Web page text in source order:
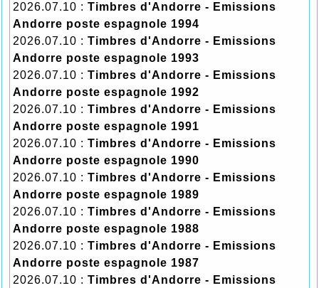
2026.07.10 : Timbres d'Andorre - Emissions
Andorre poste espagnole 1994
2026.07.10 : Timbres d'Andorre - Emissions
Andorre poste espagnole 1993
2026.07.10 : Timbres d'Andorre - Emissions
Andorre poste espagnole 1992
2026.07.10 : Timbres d'Andorre - Emissions
Andorre poste espagnole 1991
2026.07.10 : Timbres d'Andorre - Emissions
Andorre poste espagnole 1990
2026.07.10 : Timbres d'Andorre - Emissions
Andorre poste espagnole 1989
2026.07.10 : Timbres d'Andorre - Emissions
Andorre poste espagnole 1988
2026.07.10 : Timbres d'Andorre - Emissions
Andorre poste espagnole 1987
2026.07.10 : Timbres d'Andorre - Emissions